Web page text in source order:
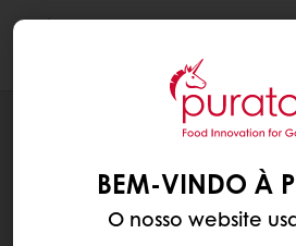
BEM-VINDO À
O nosso website